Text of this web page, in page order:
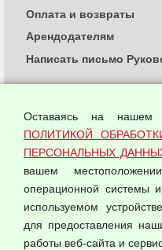
© 2026 ООО "Феникс"
Политика обработки и
персональных данных
Согласием на обработку
Оферта оптовой купли-
Публичная оферта
Оплата и возвраты
Арендодателям
Написать письмо
Оставаясь на нашем
ПОЛИТИКОЙ
ПЕРСОНАЛЬНЫХ
вашем
операционной системы
используемом
для предоставления
работы веб-сайта и